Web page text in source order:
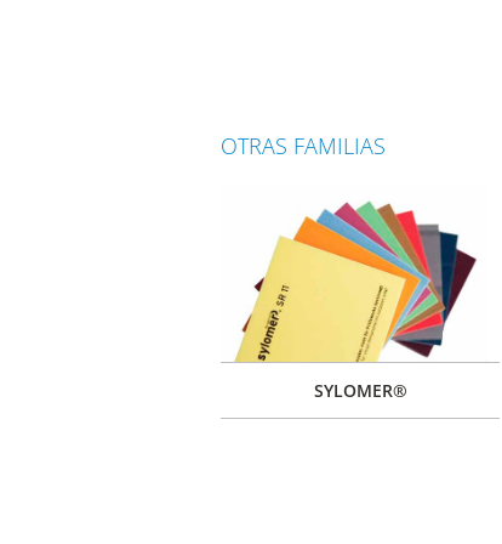
OTRAS FAMILIAS
SYLOMER®